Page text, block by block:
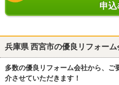
申込
兵庫県 西宮市の優良リフォーム
多数の優良リフォーム会社から、ご
介させていただきます！